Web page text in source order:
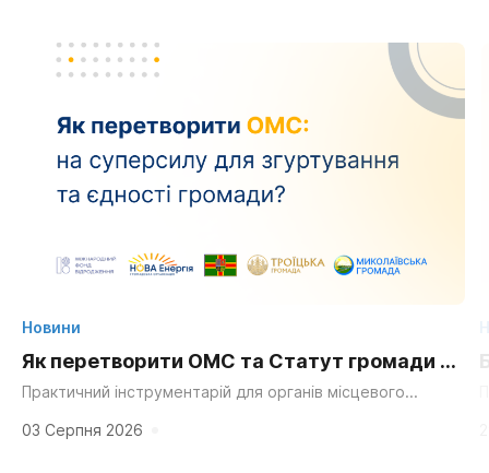
Новини
Як перетворити ОМС та Статут громади на
суперсилу для згуртування та єдності?
Практичний інструментарій для органів місцевого
мешканців. «Мальовнича природа», «працьовиті люди»,
«багата історія» та «вигідне...
03 Серпня 2026